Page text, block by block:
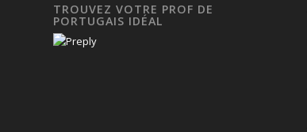
TROUVEZ VOTRE PROF DE
PORTUGAIS IDÉAL